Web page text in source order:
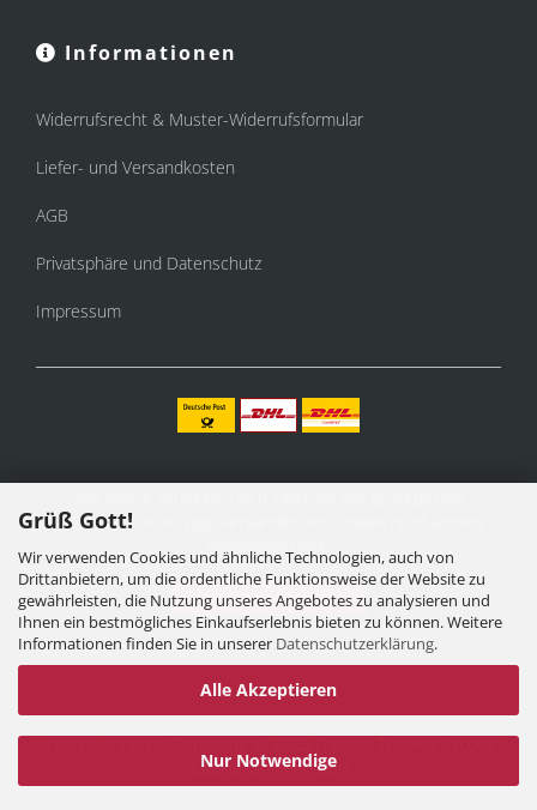
Grüß Gott!
Wir verwenden Cookies und ähnliche Technologien, auch von
Drittanbietern, um die ordentliche Funktionsweise der Website zu
gewährleisten, die Nutzung unseres Angebotes zu analysieren und
Ihnen ein bestmögliches Einkaufserlebnis bieten zu können. Weitere
Informationen finden Sie in unserer Datenschutzerklärung.
Alle Akzeptieren
Nur Notwendige
Informationen
Widerrufsrecht & Muster-Widerrufsformular
Liefer- und Versandkosten
AGB
Privatsphäre und Datenschutz
Impressum
Mehrwertsteuer, zzgl.
gekennzeichnet.
Vertrag widerrufen
Internetshopby Gambio.de © 2025 Gambio ThemesXycons
Cookie Einstellungen